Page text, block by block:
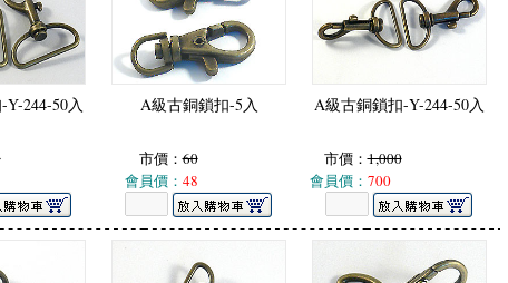
244-50入 A級古銅鎖扣-5入
市價：60
會員價： 48
A級古銅鎖扣-Y-244-50入
市價：1,000
會員價： 700